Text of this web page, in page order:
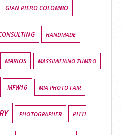
GIAN PIERO COLOMBO
HANDMADE
MARIOS MASSIMILIANO ZUMBO
MFW16 MIA PHOTO FAIR
PHOTOGRAPHER PITTI